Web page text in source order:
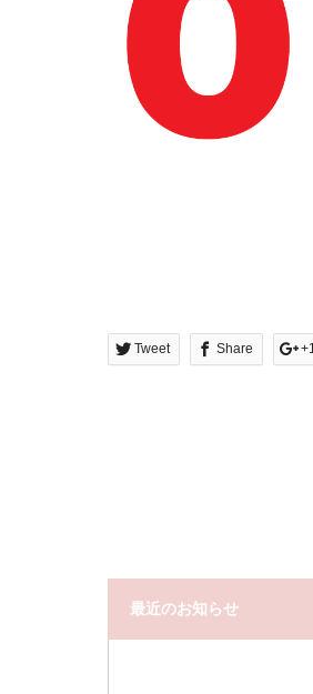
Tweet Share
最近のお知らせ